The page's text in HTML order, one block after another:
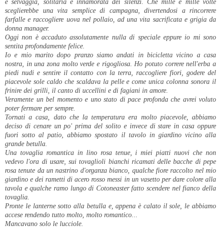
sceglierebbe una vita semplice di campagna, divertendosi a rincorrere
farfalle e raccogliere uova nel pollaio, ad una vita sacrificata e grigia da
donna manager.
Oggi non è accaduto assolutamente nulla di speciale eppure io mi sono
sentita profondamente felice.
Io e mio marito dopo pranzo siamo andati in bicicletta vicino a casa
nostra, in una zona molto verde e rigogliosa. Ho potuto correre nell'erba a
piedi nudi e sentire il contatto con la terra, raccogliere fiori, godere del
piacevole sole caldo che scaldava la pelle e come unica colonna sonora il
frinire dei grilli, il canto di uccellini e di fagiani in amore.
Veramente un bel momento e uno stato di pace profonda che avrei voluto
poter fermare per sempre.
Tornati a casa, dato che la temperatura era molto piacevole, abbiamo
deciso di cenare un po' prima del solito e invece di stare in casa oppure
fuori sotto al patio, abbiamo spostato il tavolo in giardino vicino alla
grande betulla.
Una tovaglia romantica in lino rosa tenue, i miei piatti nuovi che non
vedevo l'ora di usare, sui tovaglioli bianchi ricamati delle bacche di pepe
rosa tenute da un nastrino d'organza bianco, qualche fiore raccolto nel mio
giardino e dei rametti di acero rosso messi in un vasetto per dare colore alla
tavola e qualche ramo lungo di Cotoneaster fatto scendere nel fianco della
tovaglia.
Pronte le lanterne sotto alla betulla e, appena è calato il sole, le abbiamo
accese rendendo tutto molto, molto romantico...
Mancavano solo le lucciole.